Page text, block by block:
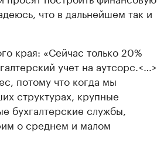
что в дальнейшем так и
края: «Сейчас только 20%
учет на аутсорс.<…>
потому что когда мы
структурах, крупные
бухгалтерские службы,
о среднем и малом